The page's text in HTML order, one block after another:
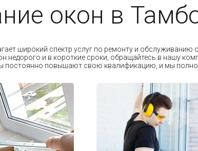
окон в
широкий спектр услуг по ремонту и обслуживанию
недорого и в короткие сроки, обращайтесь в нашу
постоянно повышают свою квалификацию, и мы